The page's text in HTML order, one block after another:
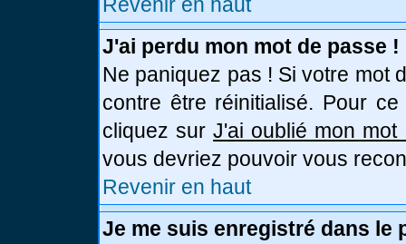
Revenir en haut
J'ai perdu mon mot de passe !
Ne paniquez pas ! Si votre mot
contre être réinitialisé. Pour
cliquez surJ'ai oublié mon mot
vous devriez pouvoir vous
Revenir en haut
Je me suis enregistré dans le